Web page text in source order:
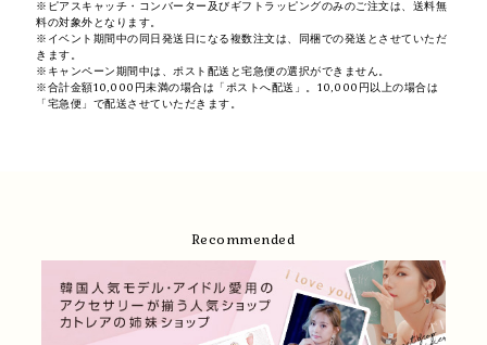
※ピアスキャッチ・コンバーター及びギフトラッピングのみのご注文は、送料無
料の対象外となります。
※イベント期間中の同日発送日になる複数注文は、同梱での発送とさせていただ
きます。
※キャンペーン期間中は、ポスト配送と宅急便の選択ができません。
※合計金額10,000円未満の場合は「ポストへ配送」。10,000円以上の場合は
「宅急便」で配送させていただきます。
Recommended